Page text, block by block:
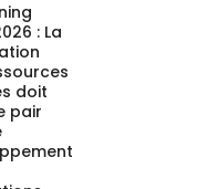
: La
doit
pair